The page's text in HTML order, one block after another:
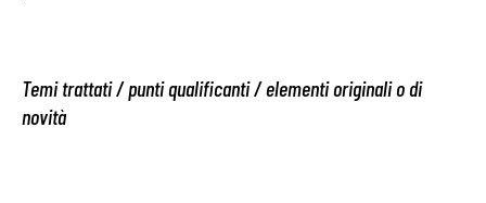
Temi trattati / punti qualificanti / elementi originali o di
novità